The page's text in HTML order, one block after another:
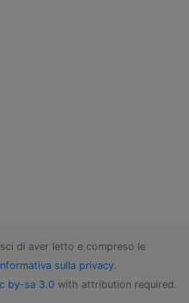
di aver letto e compreso le
sulla privacy.
by-sa 3.0 with attribution required.